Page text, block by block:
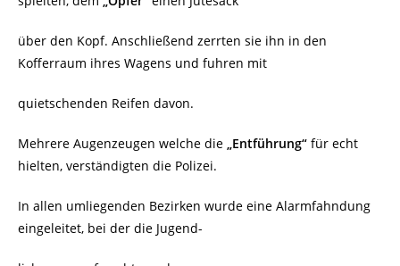
über den Kopf. Anschließend zerrten sie ihn in den
Kofferraum ihres Wagens und fuhren mit
quietschenden Reifen davon.
Mehrere Augenzeugen welche die „Entführung“ für echt
hielten, verständigten die Polizei.
In allen umliegenden Bezirken wurde eine Alarmfahndung
eingeleitet, bei der die Jugend-